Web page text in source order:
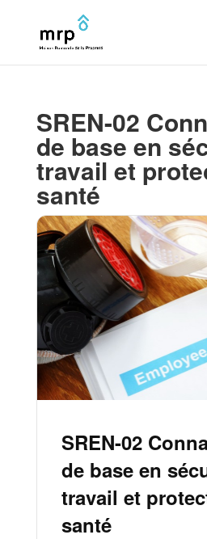
SREN-02
de base en
travail et
santé
SREN-02
de base en
travail et
santé